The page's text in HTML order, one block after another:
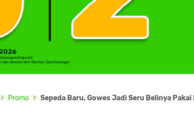
Promo Sepeda Baru, Gowes Jadi Seru Belinya